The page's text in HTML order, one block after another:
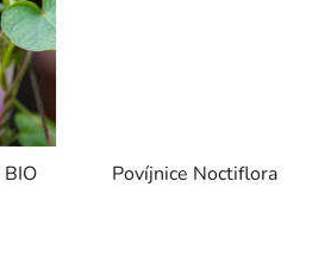
Povíjnice Noctiflora